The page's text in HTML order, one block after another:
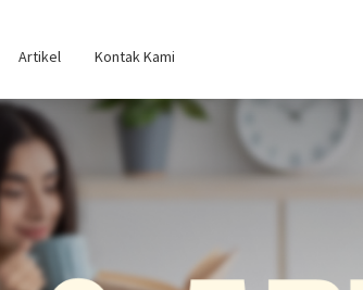
Artikel Kontak Kami